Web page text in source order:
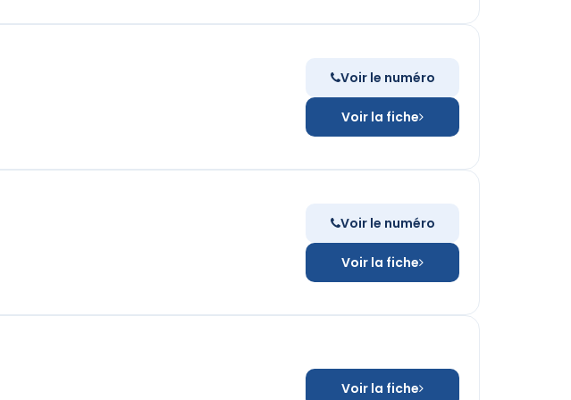
Voir le numéro
Voir la fiche
Voir le numéro
Voir la fiche
Voir la fiche